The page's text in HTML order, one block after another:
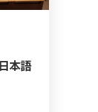
本語